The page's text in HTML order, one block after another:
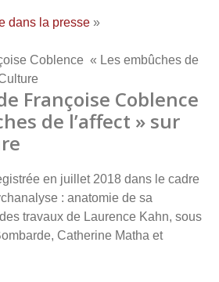
dans la presse »
Coblence « Les embûches de
Françoise Coblence
de l’affect » sur
en juillet 2018 dans le cadre
: anatomie de sa
travaux de Laurence Kahn, sous
Catherine Matha et